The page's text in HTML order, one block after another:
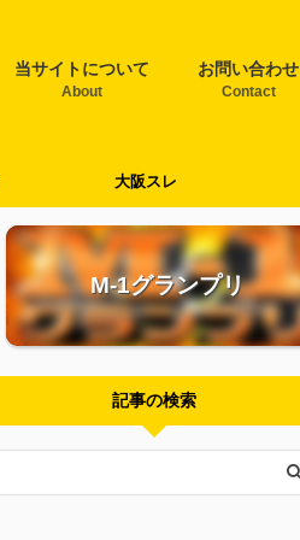
当サイトについて
About
お問い合わせ
Contact
大阪スレ
M-1グランプリ
記事の検索